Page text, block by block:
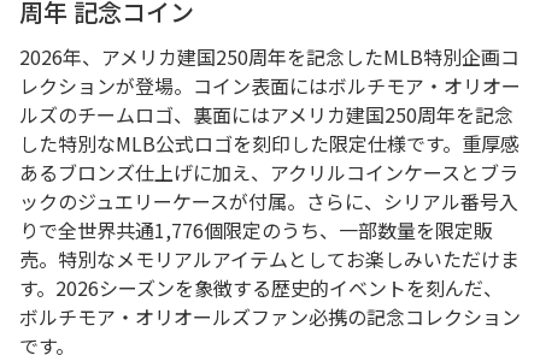
周年 記念コイン
2026年、アメリカ建国250周年を記念したMLB特別企画コ
レクションが登場。コイン表面にはボルチモア・オリオー
ルズのチームロゴ、裏面にはアメリカ建国250周年を記念
した特別なMLB公式ロゴを刻印した限定仕様です。重厚感
あるブロンズ仕上げに加え、アクリルコインケースとブラ
ックのジュエリーケースが付属。さらに、シリアル番号入
りで全世界共通1,776個限定のうち、一部数量を限定販
売。特別なメモリアルアイテムとしてお楽しみいただけま
す。2026シーズンを象徴する歴史的イベントを刻んだ、
ボルチモア・オリオールズファン必携の記念コレクション
です。